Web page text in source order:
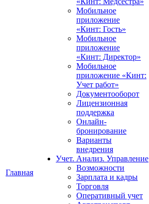
Главная
Мобильное
приложение
«Кинт: Гость»
Мобильное
приложение
«Кинт: Директор»
Мобильное
приложение «Кинт:
Учет работ»
Документооборот
Лицензионная
поддержка
Онлайн-
бронирование
Варианты
внедрения
Учет. Анализ. Управление
Возможности
Зарплата и кадры
Торговля
Оперативный учет